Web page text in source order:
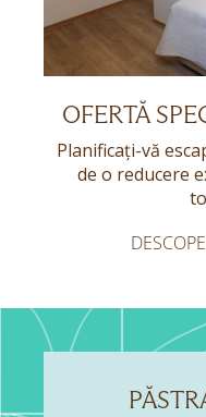
OFERTĂ
Planificați-vă
de o reducere